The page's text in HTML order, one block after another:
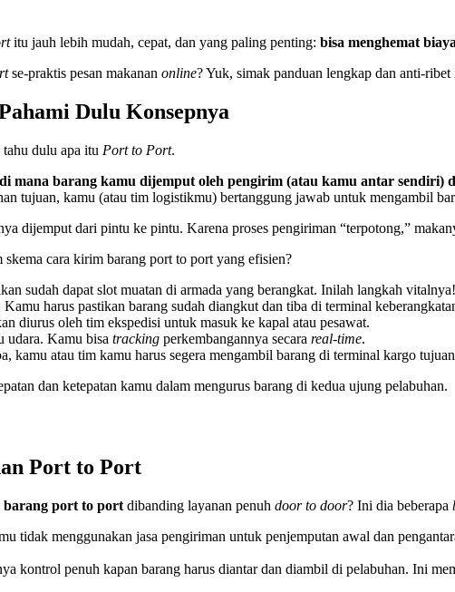
itu jauh lebih mudah, cepat, dan yang paling penting: bisa menghemat
se-praktis pesan makanan online? Yuk, simak panduan lengkap dan anti-ribet
Dulu Konsepnya
dulu apa itu Port to Port.
mana barang kamu dijemput oleh pengirim (atau kamu antar sendiri)
tujuan, kamu (atau tim logistikmu) bertanggung jawab untuk mengambil
dijemput dari pintu ke pintu. Karena proses pengiriman “terpotong,”
cara kirim barang port to port yang efisien?
sudah dapat slot muatan di armada yang berangkat. Inilah langkah vitalnya!
Kamu harus pastikan barang sudah diangkut dan tiba di terminal
diurus oleh tim ekspedisi untuk masuk ke kapal atau pesawat.
udara. Kamu bisa tracking perkembangannya secara real-time.
kamu atau tim kamu harus segera mengambil barang di terminal kargo
dan ketepatan kamu dalam mengurus barang di kedua ujung pelabuhan.
Port to Port
port to port dibanding layanan penuh door to door? Ini dia beberapa
tidak menggunakan jasa pengiriman untuk penjemputan awal dan
kontrol penuh kapan barang harus diantar dan diambil di pelabuhan. Ini